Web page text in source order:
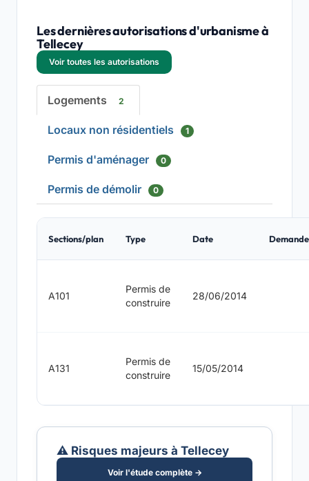
Les dernières autorisations d'urbanisme à
Tellecey
Voir toutes les autorisations
Logements 2
Locaux non résidentiels 1
Permis d'aménager 0
Permis de démolir 0
Sections/plan Type Date
A101
Permis de
construire
28/06/2014
A131
Permis de
construire
15/05/2014
⚠️ Risques majeurs à Tellecey
Voir l'étude complète →